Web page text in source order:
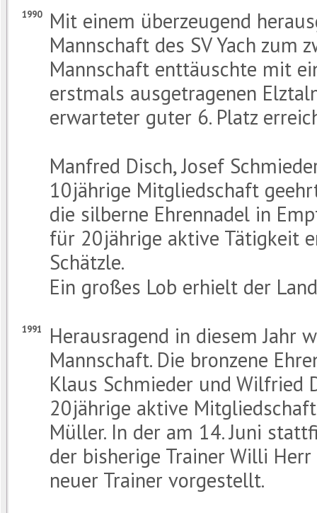
1990
Mit einem überzeugend
Mannschaft des SV Yach zum
Mannschaft enttäuschte mit
erstmals ausgetragenen
erwarteter guter 6. Platz
Manfred Disch, Josef
10jährige Mitgliedschaft
die silberne Ehrennadel in
für 20jährige aktive Tätigkeit
Schätzle.
Ein großes Lob erhielt der
1991
Herausragend in diesem Jahr
Mannschaft. Die bronzene
Klaus Schmieder und Wilfried
20jährige aktive
Müller. In der am 14. Juni
der bisherige Trainer Willi
neuer Trainer vorgestellt.